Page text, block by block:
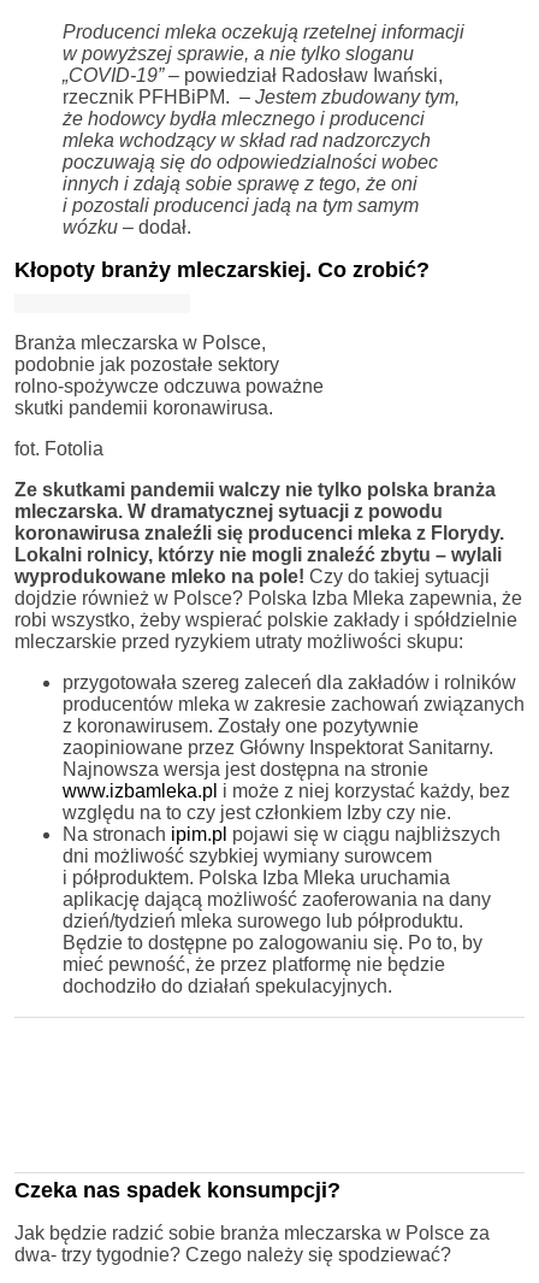
Producenci mleka oczekują rzetelnej informacji
w powyższej sprawie, a nie tylko sloganu
„COVID-19”– powiedział Radosław Iwański,
rzecznik PFHBiPM. – Jestem zbudowany tym,
że hodowcy bydła mlecznego i producenci
mleka wchodzący w skład rad nadzorczych
poczuwają się do odpowiedzialności wobec
innych i zdają sobie sprawę z tego, że oni
i pozostali producenci jadą na tym samym
wózku – dodał.
Kłopoty branży mleczarskiej. Co zrobić?
Branża mleczarska w Polsce,
podobnie jak pozostałe sektory
rolno-spożywcze odczuwa poważne
skutki pandemii koronawirusa.
fot. Fotolia
Ze skutkami pandemii walczy nie tylko polska branża
mleczarska. W dramatycznej sytuacji z powodu
koronawirusa znaleźli się producenci mleka z Florydy.
Lokalni rolnicy, którzy nie mogli znaleźć zbytu – wylali
wyprodukowane mleko na pole! Czy do takiej sytuacji
dojdzie również w Polsce? Polska Izba Mleka zapewnia, że
robi wszystko, żeby wspierać polskie zakłady i spółdzielnie
mleczarskie przed ryzykiem utraty możliwości skupu:
przygotowała szereg zaleceń dla zakładów i rolników
producentów mleka w zakresie zachowań związanych
z koronawirusem. Zostały one pozytywnie
zaopiniowane przez Główny Inspektorat Sanitarny.
Najnowsza wersja jest dostępna na stronie
www.izbamleka.pl i może z niej korzystać każdy, bez
względu na to czy jest członkiem Izby czy nie.
Na stronach ipim.pl pojawi się w ciągu najbliższych
dni możliwość szybkiej wymiany surowcem
i półproduktem. Polska Izba Mleka uruchamia
aplikację dającą możliwość zaoferowania na dany
dzień/tydzień mleka surowego lub półproduktu.
Będzie to dostępne po zalogowaniu się. Po to, by
mieć pewność, że przez platformę nie będzie
dochodziło do działań spekulacyjnych.
Czeka nas spadek konsumpcji?
Jak będzie radzić sobie branża mleczarska w Polsce za
dwa- trzy tygodnie? Czego należy się spodziewać?